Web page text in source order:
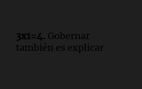
3x1=4. Gobernar
también es explicar